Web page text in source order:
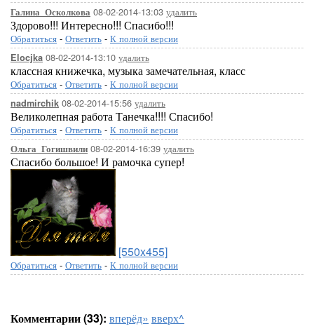
Галина_Осколкова 08-02-2014-13:03 удалить
Здорово!!! Интересно!!! Спасибо!!!
Обратиться - Ответить - К полной версии
Elocjka 08-02-2014-13:10 удалить
классная книжечка, музыка замечательная, класс
Обратиться - Ответить - К полной версии
nadmirchik 08-02-2014-15:56 удалить
Великолепная работа Танечка!!!! Спасибо!
Обратиться - Ответить - К полной версии
Ольга_Гогишвили 08-02-2014-16:39 удалить
Спасибо большое! И рамочка супер!
[550x455]
Обратиться - Ответить - К полной версии
Комментарии (33): вперёд» вверх^